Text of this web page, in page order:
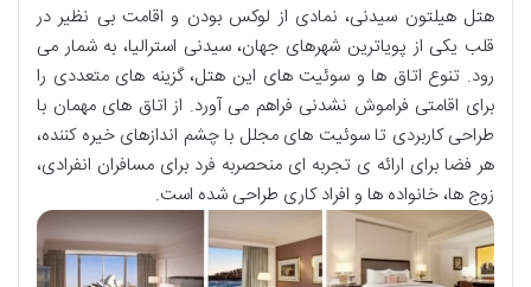
هتل هیلتون سیدنی، نمادی از لوکس بودن و اقامت بی نظیر در
قلب یکی از پویاترین شهرهای جهان، سیدنی استرالیا، به شمار می
رود. تنوع اتاق ها و سوئیت های این هتل، گزینه های متعددی را
برای اقامتی فراموش نشدنی فراهم می آورد. از اتاق های مهمان با
طراحی کاربردی تا سوئیت های مجلل با چشم اندازهای خیره کننده،
هر فضا برای ارائه ی تجربه ای منحصربه فرد برای مسافران انفرادی،
زوج ها، خانواده ها و افراد کاری طراحی شده است.